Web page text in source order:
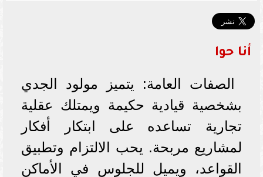
أنا حوا
الصفات العامة: يتميز مولود الجدي
بشخصية قيادية حكيمة ويمتلك عقلية
تجارية تساعده على ابتكار أفكار
لمشاريع مربحة. يحب الالتزام وتطبيق
القواعد، ويميل للجلوس في الأماكن